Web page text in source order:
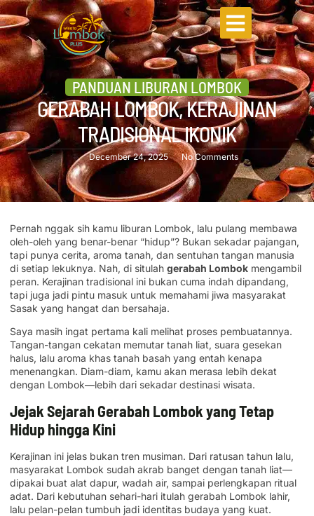
PANDUAN LIBURAN LOMBOK
GERABAH LOMBOK, KERAJINAN
TRADISIONAL IKONIK
December 24, 2025 No Comments
Pernah nggak sih kamu liburan Lombok, lalu pulang membawa
oleh-oleh yang benar-benar “hidup”? Bukan sekadar pajangan,
tapi punya cerita, aroma tanah, dan sentuhan tangan manusia
di setiap lekuknya. Nah, di situlah gerabah Lombok mengambil
peran. Kerajinan tradisional ini bukan cuma indah dipandang,
tapi juga jadi pintu masuk untuk memahami jiwa masyarakat
Sasak yang hangat dan bersahaja.
Saya masih ingat pertama kali melihat proses pembuatannya.
Tangan-tangan cekatan memutar tanah liat, suara gesekan
halus, lalu aroma khas tanah basah yang entah kenapa
menenangkan. Diam-diam, kamu akan merasa lebih dekat
dengan Lombok—lebih dari sekadar destinasi wisata.
Jejak Sejarah Gerabah Lombok yang Tetap
Hidup hingga Kini
Kerajinan ini jelas bukan tren musiman. Dari ratusan tahun lalu,
masyarakat Lombok sudah akrab banget dengan tanah liat—
dipakai buat alat dapur, wadah air, sampai perlengkapan ritual
adat. Dari kebutuhan sehari-hari itulah gerabah Lombok lahir,
lalu pelan-pelan tumbuh jadi identitas budaya yang kuat.